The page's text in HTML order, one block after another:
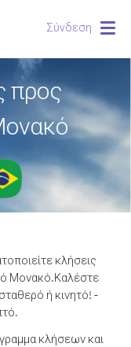
Σύνδεση
προς
κλήσεις
Μονακό.Καλέστε
ή κινητό! -
κλήσεων και